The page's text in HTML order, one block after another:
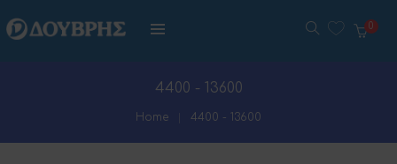
4400 - 13600
Home 4400 - 13600